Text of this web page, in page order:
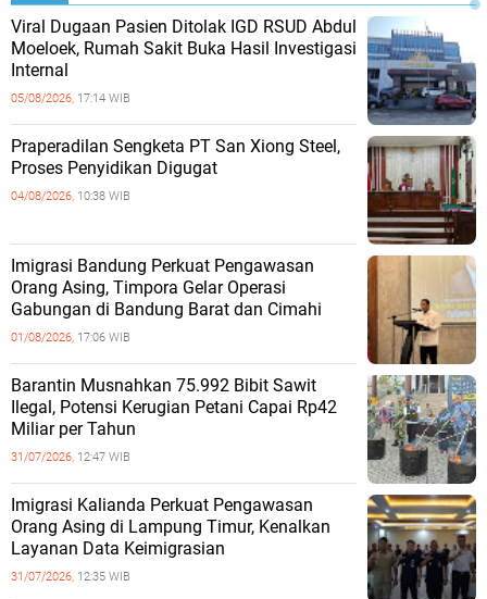
Viral Dugaan Pasien Ditolak IGD RSUD Abdul
Moeloek, Rumah Sakit Buka Hasil Investigasi
Internal
05/08/2026, 17:14 WIB
Praperadilan Sengketa PT San Xiong Steel,
Proses Penyidikan Digugat
04/08/2026, 10:38 WIB
Imigrasi Bandung Perkuat Pengawasan
Orang Asing, Timpora Gelar Operasi
Gabungan di Bandung Barat dan Cimahi
01/08/2026, 17:06 WIB
Barantin Musnahkan 75.992 Bibit Sawit
Ilegal, Potensi Kerugian Petani Capai Rp42
Miliar per Tahun
31/07/2026, 12:47 WIB
Imigrasi Kalianda Perkuat Pengawasan
Orang Asing di Lampung Timur, Kenalkan
Layanan Data Keimigrasian
31/07/2026, 12:35 WIB